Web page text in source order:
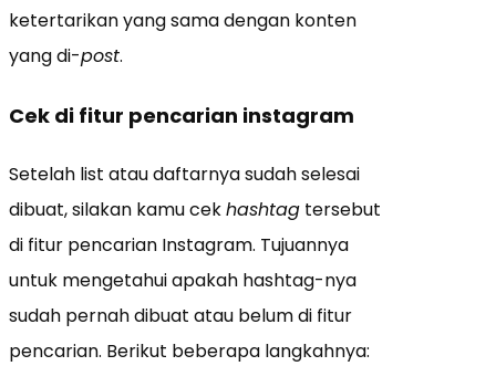
ketertarikan yang sama dengan konten
yang di-post.
Cek di fitur pencarian instagram
Setelah list atau daftarnya sudah selesai
dibuat, silakan kamu cekhashtag tersebut
di fitur pencarian Instagram. Tujuannya
untuk mengetahui apakah hashtag-nya
sudah pernah dibuat atau belum di fitur
pencarian. Berikut beberapa langkahnya: